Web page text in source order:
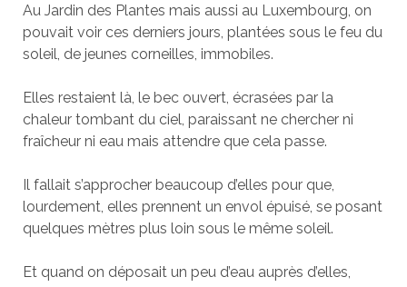
Au Jardin des Plantes mais aussi au Luxembourg, on
pouvait voir ces derniers jours, plantées sous le feu du
soleil, de jeunes corneilles, immobiles.
Elles restaient là, le bec ouvert, écrasées par la
chaleur tombant du ciel, paraissant ne chercher ni
fraîcheur ni eau mais attendre que cela passe.
Il fallait s’approcher beaucoup d’elles pour que,
lourdement, elles prennent un envol épuisé, se posant
quelques mètres plus loin sous le même soleil.
Et quand on déposait un peu d’eau auprès d’elles,